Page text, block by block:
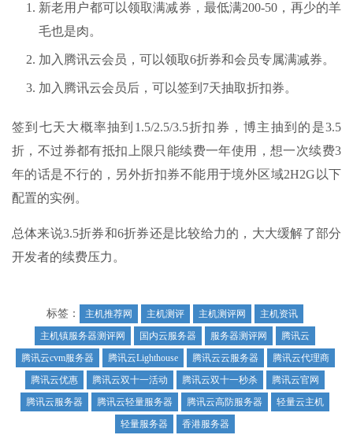
新老用户都可以领取满减券，最低满200-50，再少的羊
毛也是肉。
加入腾讯云会员，可以领取6折券和会员专属满减券。
加入腾讯云会员后，可以签到7天抽取折扣券。
签到七天大概率抽到1.5/2.5/3.5折扣券，博主抽到的是3.5
折，不过券都有抵扣上限只能续费一年使用，想一次续费3
年的话是不行的，另外折扣券不能用于境外区域2H2G以下
配置的实例。
总体来说3.5折券和6折券还是比较给力的，大大缓解了部分
开发者的续费压力。
标签： 主机推荐网 主机测评 主机测评网
主机资讯
主机镇服务器测评网
国内云服务器 服务器测评网
腾讯云
腾讯云cvm服务器
腾讯云Lighthouse 腾讯云云服务器
腾讯云代理商
腾讯云优惠
腾讯云双十一活动 腾讯云双十一秒杀
腾讯云官网
腾讯云服务器
腾讯云轻量服务器 腾讯云高防服务器
轻量云主机
轻量服务器
香港服务器